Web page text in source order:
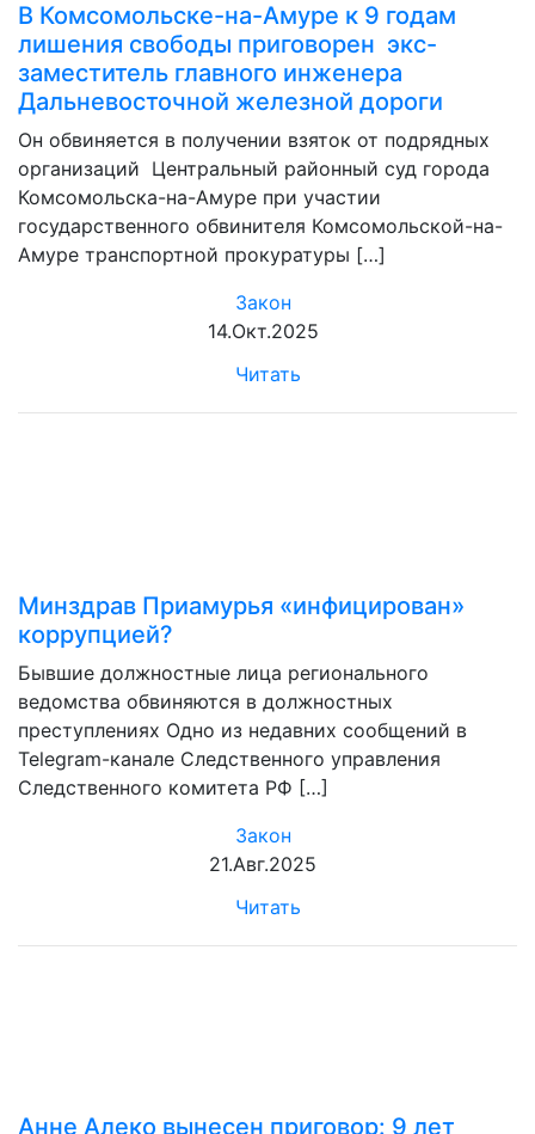
В Комсомольске-на-Амуре к 9 годам
лишения свободы приговорен экс-
заместитель главного инженера
Дальневосточной железной дороги
Он обвиняется в получении взяток от подрядных
организаций Центральный районный суд города
Комсомольска-на-Амуре при участии
государственного обвинителя Комсомольской-на-
Амуре транспортной прокуратуры […]
Закон
14.Окт.2025
Читать
Минздрав Приамурья «инфицирован»
коррупцией?
Бывшие должностные лица регионального
ведомства обвиняются в должностных
преступлениях Одно из недавних сообщений в
Telegram-канале Следственного управления
Следственного комитета РФ […]
Закон
21.Авг.2025
Читать
Анне Алеко вынесен приговор: 9 лет